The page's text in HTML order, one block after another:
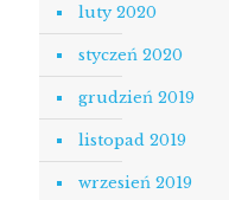
luty 2020
styczeń 2020
grudzień 2019
listopad 2019
wrzesień 2019